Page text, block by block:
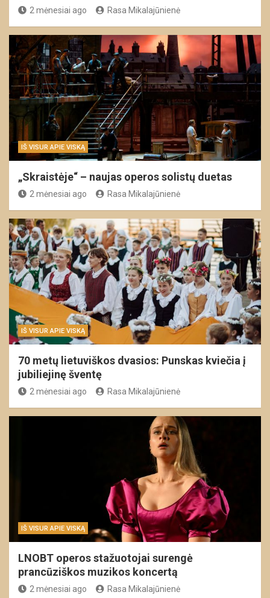
2 mėnesiai ago Rasa Mikalajūnienė
IŠ VISUR APIE VISKĄ
„Skraistėje“ – naujas operos solistų duetas
2 mėnesiai ago Rasa Mikalajūnienė
IŠ VISUR APIE VISKĄ
70 metų lietuviškos dvasios: Punskas kviečia į
jubiliejinę šventę
2 mėnesiai ago Rasa Mikalajūnienė
IŠ VISUR APIE VISKĄ
LNOBT operos stažuotojai surengė
prancūziškos muzikos koncertą
2 mėnesiai ago Rasa Mikalajūnienė